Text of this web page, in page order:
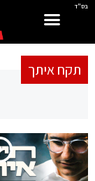
בס"ד
תקח איתך